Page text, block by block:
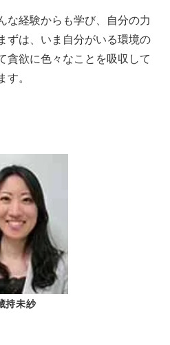
な経験からも学び、自分の力
ずは、いま自分がいる環境の
貪欲に色々なことを吸収して
す。
持未紗